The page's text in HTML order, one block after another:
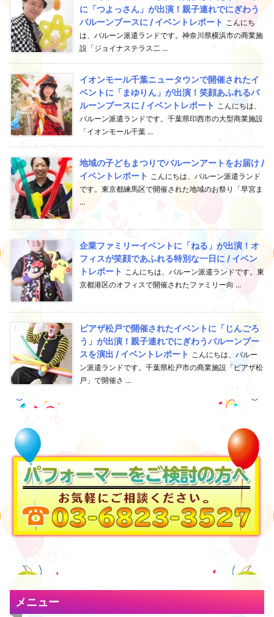
に「つよっさん」が出演！親子連れでにぎわう
バルーンブースに / イベントレポート こんにち
は、バルーン派遣ランドです。神奈川県横浜市の商業施
設「ジョイナステラス二 ...
イオンモール千葉ニュータウンで開催されたイ
ベントに「まゆりん」が出演！笑顔あふれるバ
ルーンブースに / イベントレポート こんにちは、
バルーン派遣ランドです。千葉県印西市の大型商業施設
「イオンモール千葉 ...
地域の子どもまつりでバルーンアートをお届け /
イベントレポート こんにちは、バルーン派遣ランド
です。東京都練馬区で開催された地域のお祭り「早宮ま
...
企業ファミリーイベントに「ねる」が出演！オ
フィスが笑顔であふれる特別な一日に / イベン
トレポート こんにちは、バルーン派遣ランドです。東
京都港区のオフィスで開催されたファミリー向 ...
ピアザ松戸で開催されたイベントに「じんごろ
う」が出演！親子連れでにぎわうバルーンブー
スを演出 / イベントレポート こんにちは、バルー
ン派遣ランドです。千葉県松戸市の商業施設「ピアザ松
戸」で開催さ ...
メニュー